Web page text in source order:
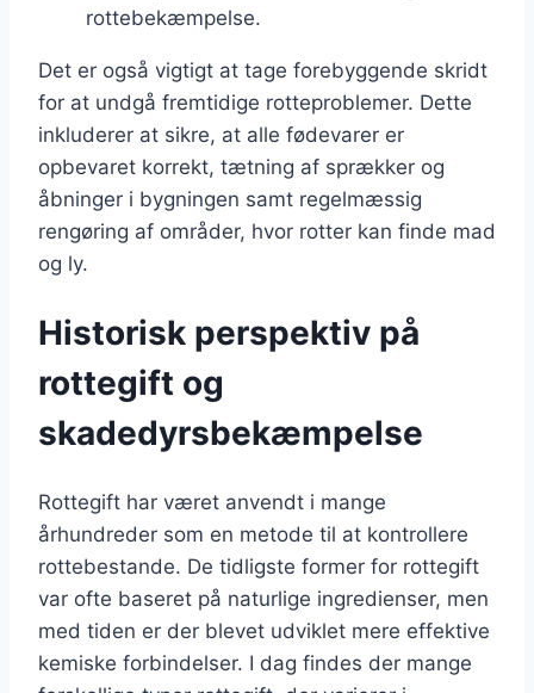
rottebekæmpelse.
Det er også vigtigt at tage forebyggende skridt
for at undgå fremtidige rotteproblemer. Dette
inkluderer at sikre, at alle fødevarer er
opbevaret korrekt, tætning af sprækker og
åbninger i bygningen samt regelmæssig
rengøring af områder, hvor rotter kan finde mad
og ly.
Historisk perspektiv på
rottegift og
skadedyrsbekæmpelse
Rottegift har været anvendt i mange
århundreder som en metode til at kontrollere
rottebestande. De tidligste former for rottegift
var ofte baseret på naturlige ingredienser, men
med tiden er der blevet udviklet mere effektive
kemiske forbindelser. I dag findes der mange